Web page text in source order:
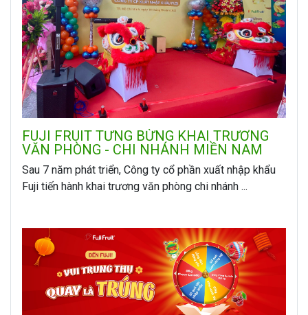
FUJI FRUIT TƯNG BỪNG KHAI TRƯƠNG
VĂN PHÒNG - CHI NHÁNH MIỀN NAM
Sau 7 năm phát triển, Công ty cổ phần xuất nhập khẩu
Fuji tiến hành khai trương văn phòng chi nhánh ...